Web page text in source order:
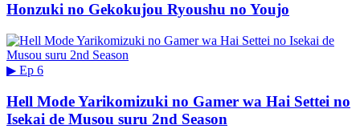
Honzuki no Gekokujou Ryoushu no Youjo
▶ Ep 6
Hell Mode Yarikomizuki no Gamer wa Hai Settei no
Isekai de Musou suru 2nd Season